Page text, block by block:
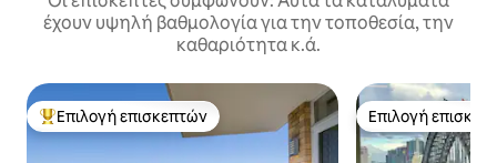
έχουν υψηλή βαθμολογία για την τοποθεσία, την
καθαριότητα κ.ά.
Κορυφαία επιλογή επισκεπτών
Επιλογή επισκεπτών Επιλογή
Επιλογή